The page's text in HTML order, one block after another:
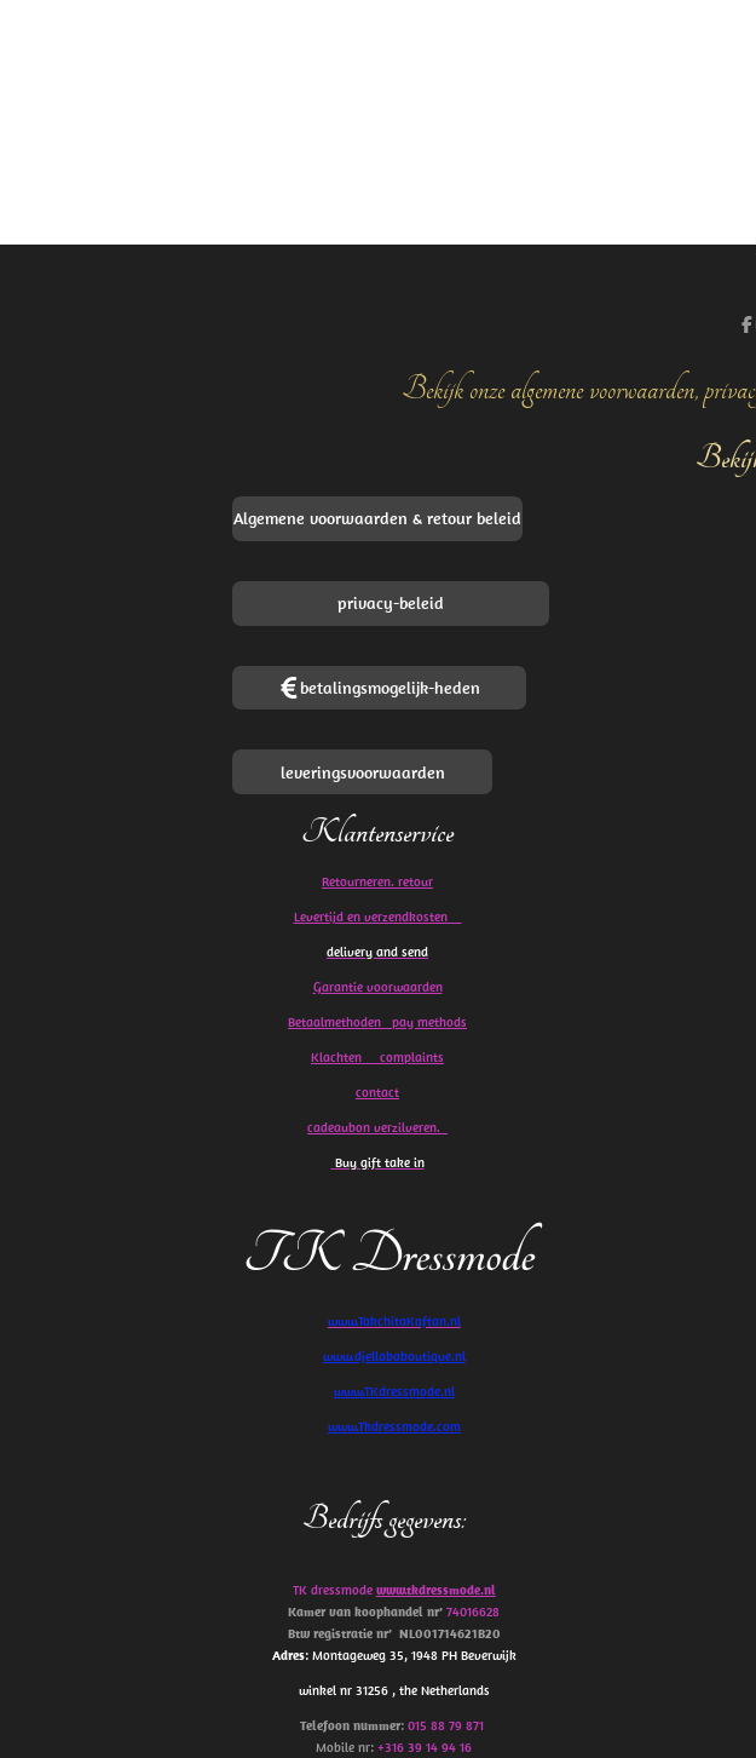
Bekijk onze algemene voorwaarden,
Algemene voorwaarden & retour beleid
privacy-beleid
betalingsmogelijk-heden
leveringsvoorwaarden
Klantenservice
Retourneren. retour
Levertijd en verzendkosten
delivery and send
Garantie voorwaarden
Betaalmethoden pay methods
Klachten complaints
contact
cadeaubon verzilveren.
Buy gift take in
TK Dressmode
www.TakchitaKaftan.nl
www.djellababoutique.nl
www.TKdressmode.nl
www.Tkdressmode.com
Bedrijfs gegevens:
TK dressmode www.tkdressmode.nl
Kamer van koophandelnr’ 74016628
Btw registratie nr’ NL001714621B20
Adres: Montageweg 35, 1948 PH Beverwijk
winkel nr 31256 , the Netherlands
Telefoon nummer: 015 88 79 871
Mobile nr:+316 39 14 94 16